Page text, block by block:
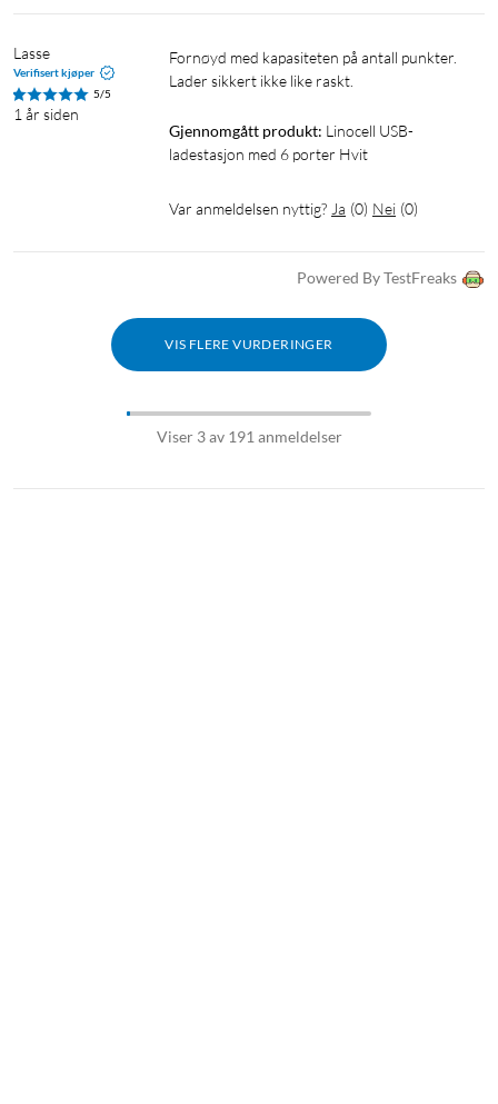
Lasse
Verifisert kjøper
5/5
1 år siden
Fornøyd med kapasiteten på antall punkter.
Lader sikkert ikke like raskt.
Gjennomgått produkt: Linocell USB-
ladestasjon med 6 porter Hvit
Var anmeldelsen nyttig? Ja (0) Nei (0)
Powered By TestFreaks
VIS FLERE VURDERINGER
Viser 3 av 191 anmeldelser